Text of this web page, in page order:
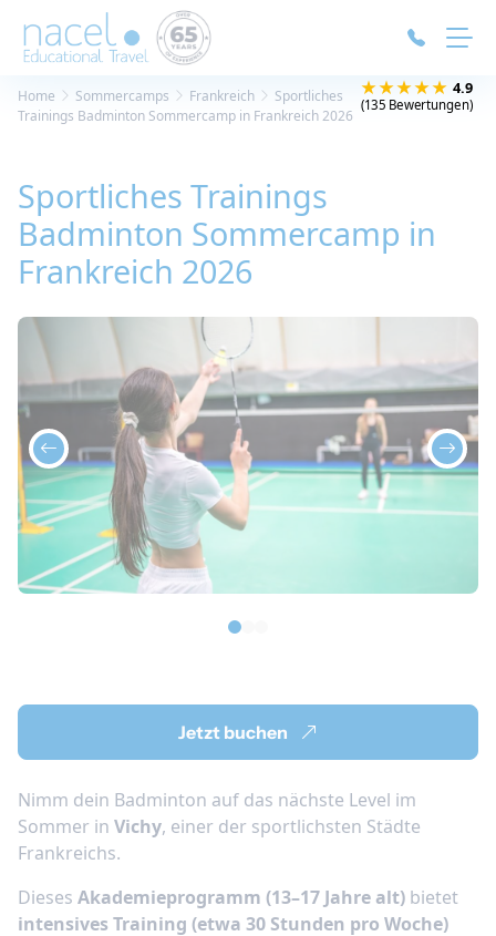
★★★★★ 4.9
(135 Bewertungen)
Home Sommercamps Frankreich
Sportliches
Trainings Badminton Sommercamp in Frankreich 2026
Sportliches Trainings
Badminton Sommercamp in
Frankreich 2026
Jetzt buchen
Nimm dein Badminton auf das nächste Level im
Sommer in Vichy, einer der sportlichsten Städte
Frankreichs.
Dieses Akademieprogramm (13–17 Jahre alt) bietet
intensives Training (etwa 30 Stunden pro Woche)
Cookie-Einstellungen